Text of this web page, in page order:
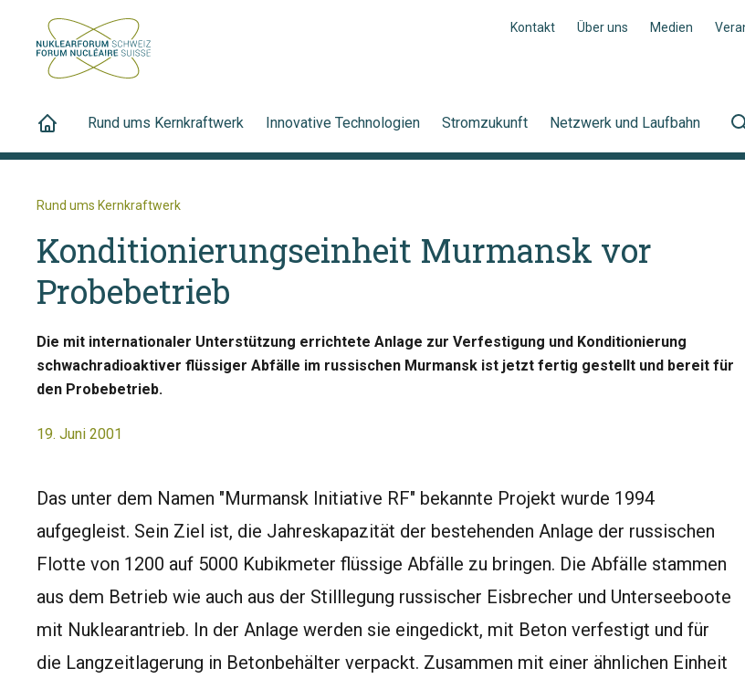
Kontakt Über uns Medien
Rund ums Kernkraftwerk Innovative Technologien Stromzukunft Netzwerk und Laufbahn
Rund ums Kernkraftwerk
Konditionierungseinheit Murmansk vor
Probebetrieb
Die mit internationaler Unterstützung errichtete Anlage zur Verfestigung und Konditionierung
schwachradioaktiver flüssiger Abfälle im russischen Murmansk ist jetzt fertig gestellt und bereit für
den Probebetrieb.
19. Juni 2001
Das unter dem Namen "Murmansk Initiative RF" bekannte Projekt wurde 1994
aufgegleist. Sein Ziel ist, die Jahreskapazität der bestehenden Anlage der russischen
Flotte von 1200 auf 5000 Kubikmeter flüssige Abfälle zu bringen. Die Abfälle stammen
aus dem Betrieb wie auch aus der Stilllegung russischer Eisbrecher und Unterseeboote
mit Nuklearantrieb. In der Anlage werden sie eingedickt, mit Beton verfestigt und für
die Langzeitlagerung in Betonbehälter verpackt. Zusammen mit einer ähnlichen Einheit